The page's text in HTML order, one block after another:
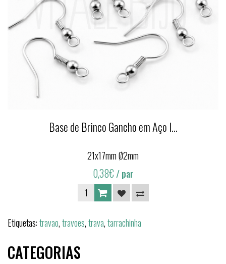
Base de Brinco Gancho em Aço I...
21x17mm Ø2mm
0,38€/ par
Etiquetas:travao,travoes,trava,tarrachinha
CATEGORIAS